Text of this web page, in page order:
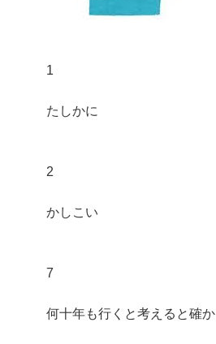
1
たしかに
2
かしこい
7
何十年も行くと考えると確